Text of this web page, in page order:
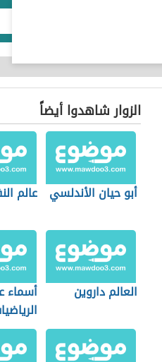
الزوار شاهدوا أيضاً
أبو حيان الأندلسي عالم
العالم داروين
أسماء